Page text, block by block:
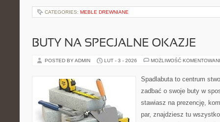
CATEGORIES: MEBLE DREWNIANE
BUTY NA SPECJALNE OKAZJE
POSTED BY ADMIN LUT - 3 - 2026 MOŻLIWOŚĆ
Spadlabuta to centrum
zadbać o swoje buty w
stawiasz na prezencję,
par, znajdziesz tu